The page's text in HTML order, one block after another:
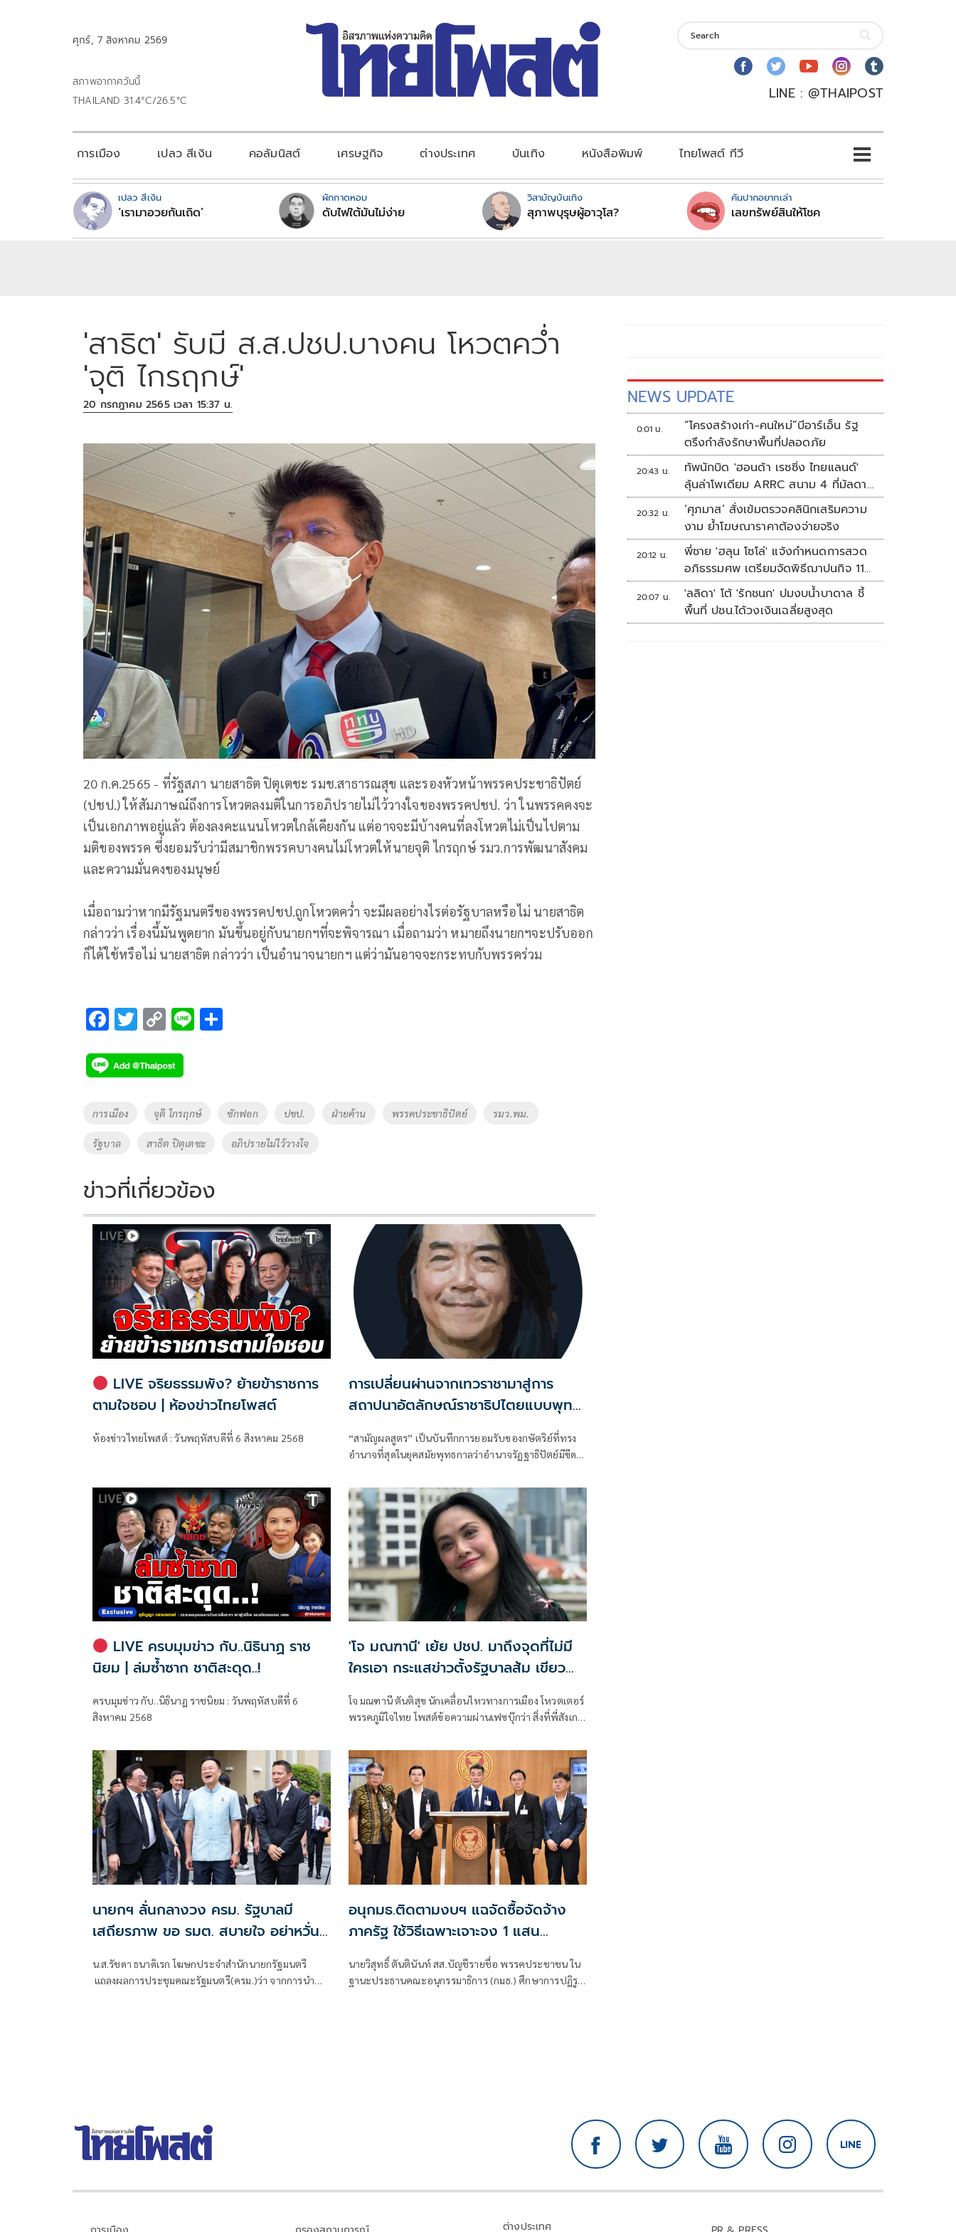
ศุกร์, 7 สิงหาคม 2569
สภาพอากาศวันนี้
THAILAND 31.4°C/26.5°C
LINE : @THAIPOST
การเมือง เปลว สีเงิน คอลัมนิสต์ เศรษฐกิจ ต่างประเทศ บันเทิง หนังสือพิมพ์ ไทยโพสต์ ทีวี
เปลว สีเงิน
‘เรามาอวยกันเถิด’
ผักกาดหอม
ดับไฟใต้มันไม่ง่าย
วิสามัญบันเทิง
สุภาพบุรุษผู้อาวุโส?
คันปากอยากเล่า
เลขทรัพย์สินให้โชค
'สาธิต' รับมี ส.ส.ปชป.บางคน โหวตคว่ำ
'จุติ ไกรฤกษ์'
20 กรกฎาคม 2565 เวลา 15:37 น.
20 ก.ค.2565 - ที่รัฐสภา นายสาธิต ปิตุเตชะ รมช.สาธารณสุข และรองหัวหน้าพรรคประชาธิปัตย์
(ปชป.) ให้สัมภาษณ์ถึงการโหวตลงมติในการอภิปรายไม่ไว้วางใจของพรรคปชป. ว่า ในพรรคคงจะ
เป็นเอกภาพอยู่แล้ว ต้องลงคะแนนโหวตใกล้เคียงกัน แต่อาจจะมีบ้างคนที่ลงโหวตไม่เป็นไปตาม
มติของพรรค ซึ่งยอมรับว่ามีสมาชิกพรรคบางคนไม่โหวตให้นายจุติ ไกรฤกษ์ รมว.การพัฒนาสังคม
และความมั่นคงของมนุษย์
เมื่อถามว่าหากมีรัฐมนตรีของพรรคปชป.ถูกโหวตคว่ำ จะมีผลอย่างไรต่อรัฐบาลหรือไม่ นายสาธิต
กล่าวว่า เรื่องนี้มันพูดยาก มันขึ้นอยู่กับนายกฯที่จะพิจารณา เมื่อถามว่า หมายถึงนายกฯจะปรับออก
ก็ได้ใช้หรือไม่ นายสาธิต กล่าวว่า เป็นอำนาจนายกฯ แต่ว่ามันอาจจะกระทบกับพรรคร่วม
F
e
b
o
k
T
tt
er
C
p
y
Li
n
k
Li
Tags
การเมือง จุติ ไกรฤกษ์ ซักฟอก ปชป. ฝ่ายค้าน พรรคประชาธิปัตย์ รมว.พม.
รัฐบาล สาธิต ปิตุเตชะ อภิปรายไม่ไว้วางใจ
ข่าวที่เกี่ยวข้อง
LIVE จริยธรรมพัง? ย้ายข้าราชการ
ตามใจชอบ | ห้องข่าวไทยโพสต์
ห้องข่าวไทยโพสต์ : วันพฤหัสบดีที่ 6 สิงหาคม 2568
การเปลี่ยนผ่านจากเทวราชามาสู่การ
สถาปนาอัตลักษณ์ราชาธิปไตยแบบพุทธ
ศาสนาในพระไตรปิฏก : สามัญผลสูตรใน
ฐานะทฤษฎีขีดจำกัดของอำนาจรัฐเหนือ
แรงงานและทรัพย์สิน
“สามัญผลสูตร” เป็นบันทึกการยอมรับของกษัตริย์ที่ทรง
อำนาจที่สุดในยุคสมัยพุทธกาลว่าอำนาจรัฏฐาธิปัตย์มีขีด
จิตใจของพลเมือง
LIVE ครบมุมข่าว กับ..นิธินาฏ ราช
นิยม | ล่มซ้ำซาก ชาติสะดุด..!
ครบมุมข่าว กับ..นิธินาฏ ราชนิยม : วันพฤหัสบดีที่ 6
สิงหาคม 2568
'โจ มณฑานี' เย้ย ปชป. มาถึงจุดที่ไม่มี
ใครเอา กระแสข่าวตั้งรัฐบาลส้ม เขียว
แดง ก็ยังไม่มีฟ้าเลย
โจ มณฑานี ตันติสุข นักเคลื่อนไหวทางการเมือง โหวตเตอร์
พรรคภูมิใจไทย โพสต์ข้อความผ่านเฟซบุ๊กว่า สิ่งที่พี่สังเกต
มาถึงจุดที่เป็นพรรคที่ทุกฝั่งลืมได้ไงเนี้ย
นายกฯ ลั่นกลางวง ครม. รัฐบาลมี
เสถียรภาพ ขอ รมต. สบายใจ อย่าหวั่น
น.ส.รัชดา ธนาดิเรก โฆษกประจำสำนักนายกรัฐมนตรี
แถลงผลการประชุมคณะรัฐมนตรี(ครม.)ว่า จากการนำ
อนุกมธ.ติดตามงบฯ แฉจัดซื้อจัดจ้าง
ภาครัฐ ใช้วิธีเฉพาะเจาะจง 1 แสน
โครงการทั่วประเทศ เอื้อทุจริตงบกว่า 5
หมื่นล้านบาท
นายวิสุทธิ์ ตันตินันท์ สส.บัญชีรายชื่อ พรรคประชาชน ใน
ฐานะประธานคณะอนุกรรมาธิการ (กมธ.) ศึกษาการปฏิรูป
NEWS UPDATE
0:01 น.
“โครงสร้างเก่า-คนใหม่”บีอาร์เอ็น รัฐ
ตรึงกำลังรักษาพื้นที่ปลอดภัย
20:43 น.
ทัพนักบิด 'ฮอนด้า เรซซิ่ง ไทยแลนด์'
ลุ้นล่าโพเดียม ARRC สนาม 4 ที่มัลดาลิ
กา
20:32 น.
‘ศุภมาส’ สั่งเข้มตรวจคลินิกเสริมความ
งาม ย้ำโฆษณาราคาต้องจ่ายจริง
20:12 น.
พี่ชาย 'ฮลุน โซโล่' แจ้งกำหนดการสวด
อภิธรรมศพ เตรียมจัดพิธีฌาปนกิจ 11
ส.ค.
20:07 น.
'ลลิดา' โต้ 'รักชนก' ปมงบน้ำบาดาล ชี้
พื้นที่ ปชน.ได้วงเงินเฉลี่ยสูงสุด
ต่างประเทศ